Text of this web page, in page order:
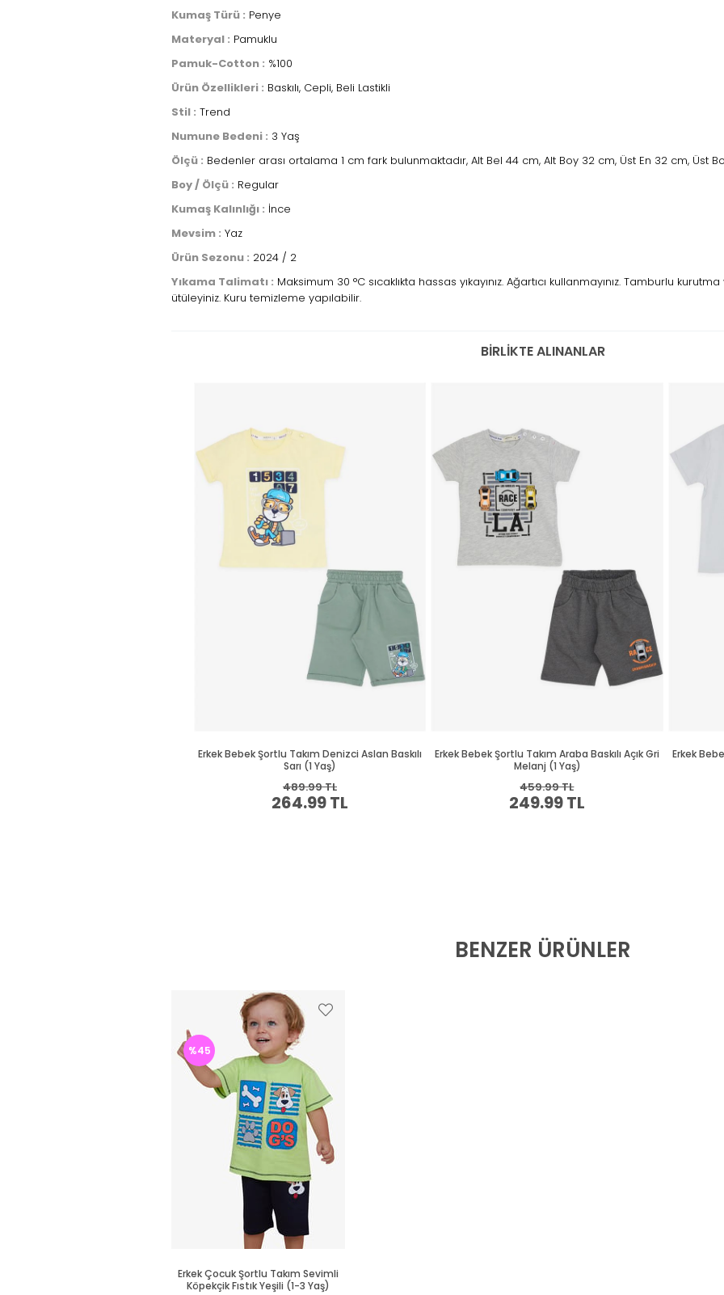
Kumaş Türü : Penye
Materyal : Pamuklu
Pamuk-Cotton : %100
Ürün Özellikleri : Baskılı, Cepli, Beli Lastikli
Stil : Trend
Numune Bedeni : 3 Yaş
Ölçü : Bedenler arası ortalama 1 cm fark bulunmaktadır, Alt Bel 44 cm, Alt Boy 32 cm, Üst En 32 cm, Üst
Boy / Ölçü : Regular
Kumaş Kalınlığı : İnce
Mevsim : Yaz
Ürün Sezonu : 2024 / 2
Yıkama Talimatı : Maksimum 30 °C sıcaklıkta hassas yıkayınız. Ağartıcı kullanmayınız. Tamburlu kurutma
ütüleyiniz. Kuru temizleme yapılabilir.
BENZER ÜRÜNLER
Erkek Çocuk Şortlu Takım Sevimli
Köpekçik Fıstık Yeşili (1-3 Yaş)
%45